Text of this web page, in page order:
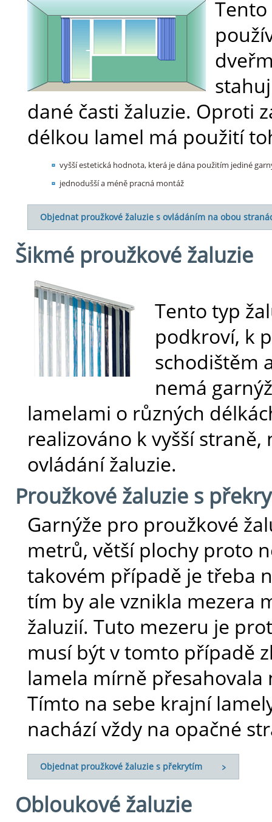
dané časti žaluzie. Oproti
délkou lamel má použití
vyšší estetická hodnota, která je dána použitím jediné
jednodušší a méně pracná montáž
Objednat proužkové žaluzie s ovládáním na obou
Šikmé proužkové žaluzie
Tento typ
podkroví, k
schodištěm
nemá
lamelami o různých
realizováno k vyšší
ovládání žaluzie.
Proužkové žaluzie s
Garnýže pro proužkové
metrů, větší plochy proto
takovém případě je třeba
tím by ale vznikla mezera
žaluzií. Tuto mezeru je
musí být v tomto případě
lamela mírně
Tímto na sebe krajní
nachází vždy na opačné
Objednat proužkové žaluzie s překrytím
Obloukové žaluzie